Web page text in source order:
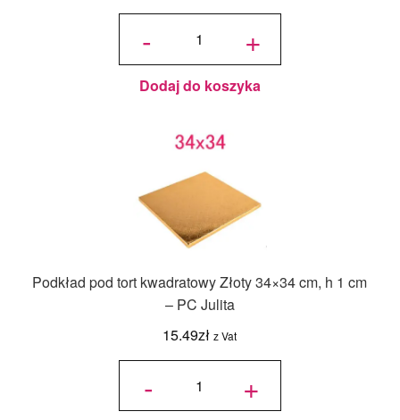
-
ilość
kwadratowy
Różowy
25x25 cm,
h 1,2 cm
Decora
+
Dodaj do koszyka
Podkład pod tort kwadratowy Złoty 34×34 cm, h 1 cm
– PC Julita
15.49zł z Vat
-
ilość
kwadratowy
Złoty 34x34
cm, h 1 cm -
PC Julita +